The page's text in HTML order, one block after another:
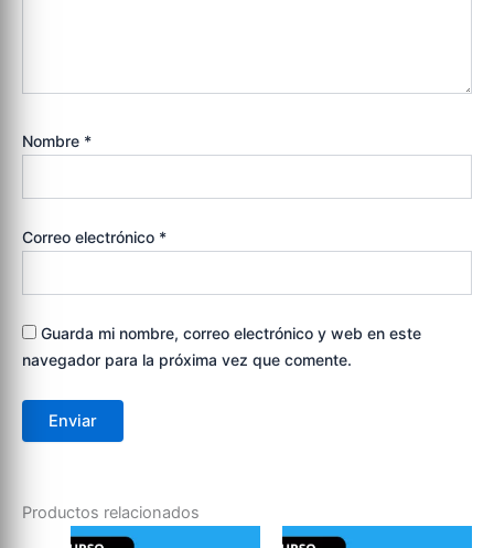
Nombre *
Correo electrónico *
Guarda mi nombre, correo electrónico y web en este
navegador para la próxima vez que comente.
Productos relacionados